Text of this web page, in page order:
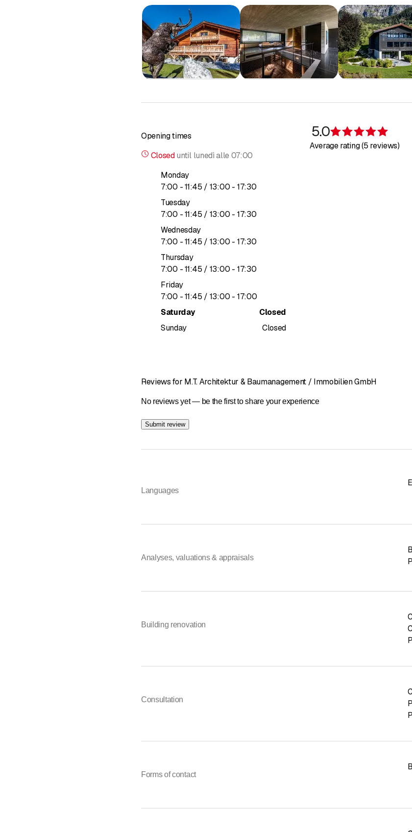
“Architecture is the will of an epoch translated into space. Living, Changing, New.”
Mehr über uns...
Opening times
Closed until lunedì alle 07:00
Monday
7:00 - to
11:45 / 13:00 - to
17:30
Tuesday
7:00 - to
11:45 / 13:00 - to
17:30
Wednesday
7:00 - to
11:45 / 13:00 - to
17:30
Thursday
7:00 - to
11:45 / 13:00 - to
17:30
Friday
7:00 - to
11:45 / 13:00 - to
17:00
Saturday
Closed
Sunday
Closed
5.0
Average rating (5 reviews)
Reviews for M.T. Architektur & Baumanagement / Immobilien GmbH
No reviews yet — be the first to share your experience
Submit review
Languages
Analyses, valuations & appraisals
Building renovation
Consultation
Forms of contact